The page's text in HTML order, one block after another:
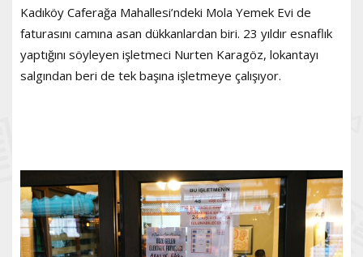
Kadıköy Caferağa Mahallesi’ndeki Mola Yemek Evi de
faturasını camına asan dükkanlardan biri. 23 yıldır esnaflık
yaptığını söyleyen işletmeci Nurten Karagöz, lokantayı
salgından beri de tek başına işletmeye çalışıyor.